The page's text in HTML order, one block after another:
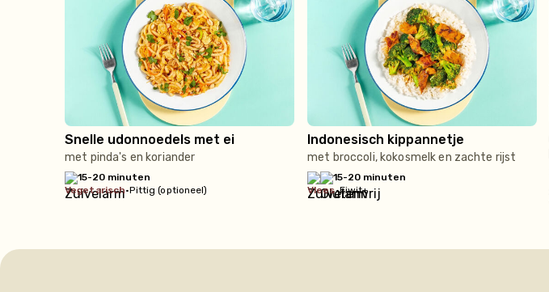
Snelle udonnoedels met ei
met pinda's en koriander
15-20 minuten
vegetarisch•Pittig (optioneel)
Indonesisch kippannetje
met broccoli, kokosmelk en zachte rijst
15-20 minuten
vlees•Eiwit+